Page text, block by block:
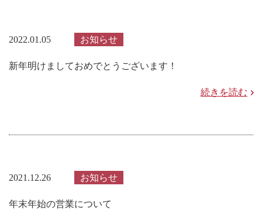
2022.01.05 お知らせ
新年明けましておめでとうございます！
続きを読む
2021.12.26 お知らせ
年末年始の営業について